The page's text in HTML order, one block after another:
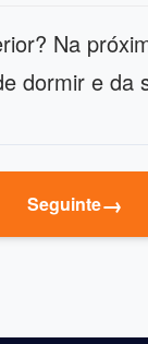
Na
dormir e da
Seguinte→